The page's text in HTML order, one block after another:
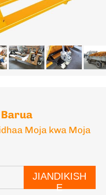
Moja kwa Moja
JIANDIKISH
E